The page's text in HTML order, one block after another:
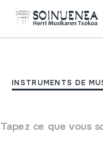
INSTRUMENTS DE
Tapez ce que vous
20
LA